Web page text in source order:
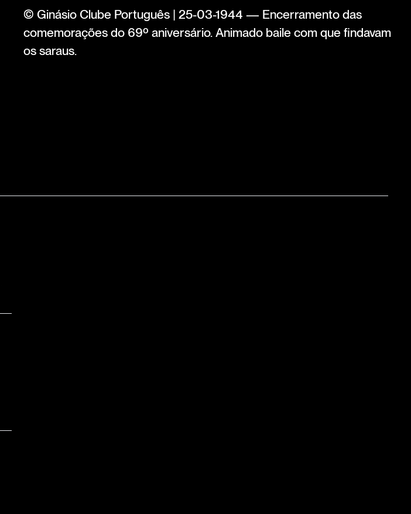
© Ginásio Clube Português | 25-03-1944 — Encerramento das
comemorações do 69º aniversário. Animado baile com que findavam
os saraus.